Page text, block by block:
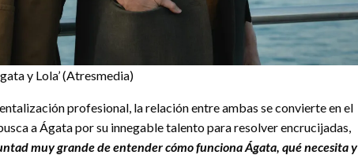
y Lola’ (Atresmedia)
profesional, la relación entre ambas se convierte en el
a Ágata por su innegable talento para resolver encrucijadas,
muy grande de entender cómo funciona Ágata, qué necesita y